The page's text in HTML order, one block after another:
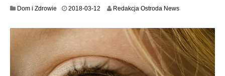
Dom i Zdrowie 2018-03-12
0
3
-
Redakcja Ostroda News